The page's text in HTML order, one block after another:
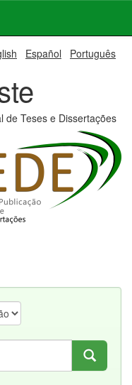
Español Português
de Teses e Dissertações